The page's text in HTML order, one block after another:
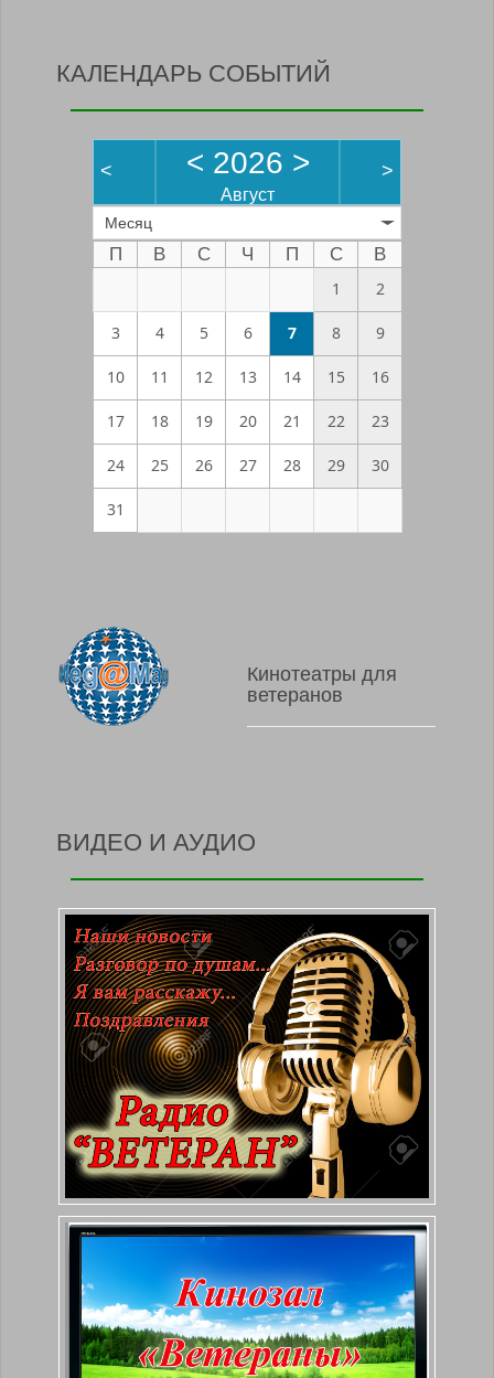
КАЛЕНДАРЬ СОБЫТИЙ
< < 2026 >
Август
>
Месяц
П В С Ч П С
В
1
2
3 4 5 6 7 8 9
10 11 12 13 14 15 16
17 18 19 20 21 22 23
24 25 26 27 28 29 30
31
Кинотеатры для
ветеранов
ВИДЕО И АУДИО